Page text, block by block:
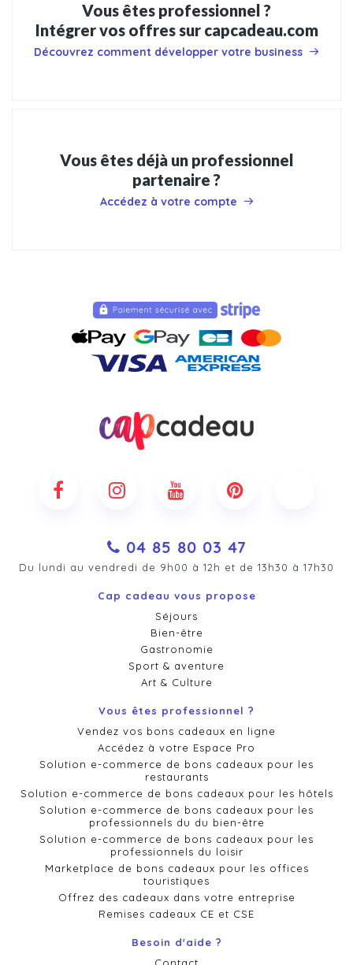
Vous êtes professionnel ?
Intégrer vos offres sur capcadeau.com
Découvrez comment développer votre business
Vous êtes déjà un professionnel
partenaire ?
Accédez à votre compte
04 85 80 03 47
Du lundi au vendredi de 9h00 à 12h et de 13h30 à 17h30
Cap cadeau vous propose
Séjours
Bien-être
Gastronomie
Sport & aventure
Art & Culture
Vous êtes professionnel ?
Vendez vos bons cadeaux en ligne
Accédez à votre Espace Pro
Solution e-commerce de bons cadeaux pour les
restaurants
Solution e-commerce de bons cadeaux pour les hôtels
Solution e-commerce de bons cadeaux pour les
professionnels du du bien-être
Solution e-commerce de bons cadeaux pour les
professionnels du loisir
Marketplace de bons cadeaux pour les offices
touristiques
Offrez des cadeaux dans votre entreprise
Remises cadeaux CE et CSE
Besoin d'aide ?